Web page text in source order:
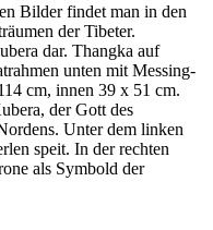
Bilder findet man in den
der Tibeter.
dar. Thangka auf
unten mit Messing-
cm, innen 39 x 51 cm.
der Gott des
Unter dem linken
speit. In der rechten
als Symbold der